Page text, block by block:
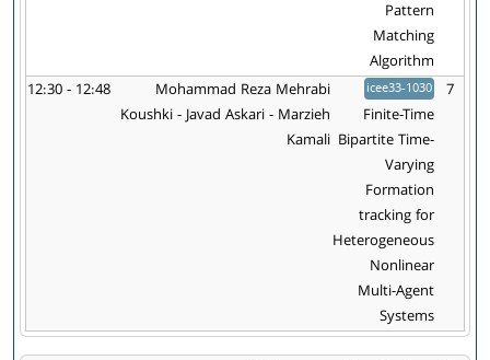
Pattern
Matching
Algorithm
7
icee33-1030
Finite-Time
Bipartite Time-
Varying
Formation
tracking for
Heterogeneous
Nonlinear
Multi-Agent
Systems
Mohammad Reza Mehrabi
Koushki - Javad Askari - Marzieh
Kamali
12:30 - 12:48